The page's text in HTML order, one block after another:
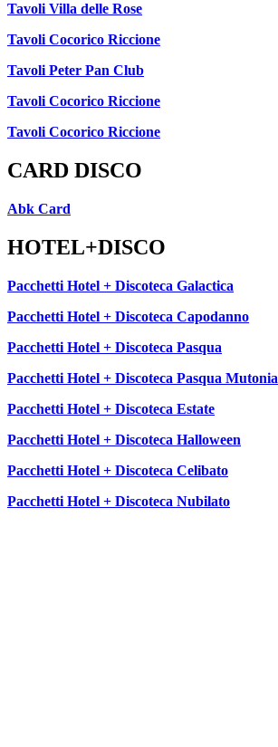
Tavoli Villa delle Rose
Tavoli Cocorico Riccione
Tavoli Peter Pan Club
Tavoli Cocorico Riccione
Tavoli Cocorico Riccione
CARD DISCO
Abk Card
HOTEL+DISCO
Pacchetti Hotel + Discoteca Galactica
Pacchetti Hotel + Discoteca Capodanno
Pacchetti Hotel + Discoteca Pasqua
Pacchetti Hotel + Discoteca Pasqua Mutonia
Pacchetti Hotel + Discoteca Estate
Pacchetti Hotel + Discoteca Halloween
Pacchetti Hotel + Discoteca Celibato
Pacchetti Hotel + Discoteca Nubilato